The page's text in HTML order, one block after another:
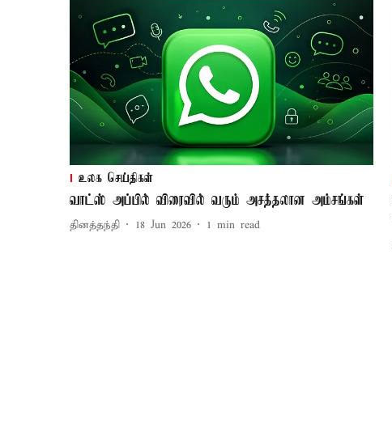
உலக செய்திகள்
வாட்ஸ் அப்பில் விரைவில் வரும் அசத்தலான அம்சங்கள்
தினத்தந்தி 18 Jun 2026 1 min read